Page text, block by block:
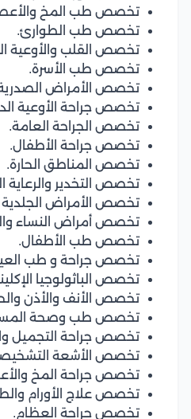
تخصص طب المخ
تخصص طب الطوارئ.
تخصص القلب والأوعية
تخصص طب الأسرة.
تخصص الأمراض
تخصص جراحة الأوعية
تخصص الجراحة العامة.
تخصص جراحة الأطفال.
تخصص المناطق الحارة.
تخصص التخدير والرعاية
تخصص الأمراض الجلدية
تخصص أمراض النساء
تخصص طب الأطفال.
تخصص جراحة و طب
تخصص الباثولوجيا
تخصص الأنف والأذن
تخصص طب وصحة
تخصص جراحة التجميل
تخصص الأشعة
تخصص جراحة المخ
تخصص علاج الأورام
تخصص جراحة العظام.